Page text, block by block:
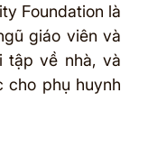
Foundation là
giáo viên và
tập về nhà, và
cho phụ huynh